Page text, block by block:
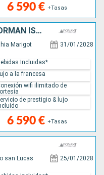
6 590 € +Tasas
GRENADA, VIRGEN GORDA, NORMAN ISLAND, JOST VAN DYKE, ANTIGUA Y BARBUDA, REINO UNIDO, SANTA LUCIA
Marigot 31/01/2028
6 590 € +Tasas
Incluidas*
a la francesa
wifi ilimitado de
de prestigio & lujo
san Lucas 25/01/2028